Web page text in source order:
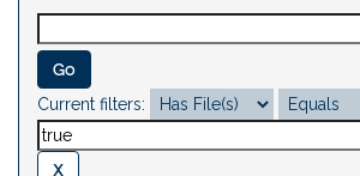
Current filters: